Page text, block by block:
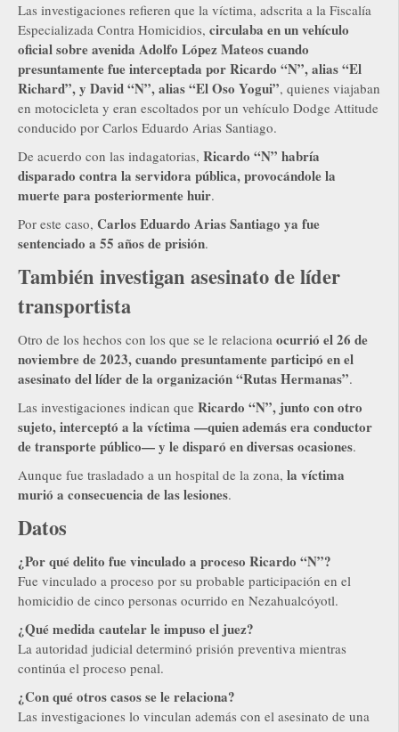
Las investigaciones refieren que la víctima, adscrita a la Fiscalía
Especializada Contra Homicidios, circulaba en un vehículo
oficial sobre avenida Adolfo López Mateos cuando
presuntamente fue interceptada por Ricardo “N”, alias “El
Richard”, y David “N”, alias “El Oso Yogui”, quienes viajaban
en motocicleta y eran escoltados por un vehículo Dodge Attitude
conducido por Carlos Eduardo Arias Santiago.
De acuerdo con las indagatorias, Ricardo “N” habría
disparado contra la servidora pública, provocándole la
muerte para posteriormente huir.
Por este caso, Carlos Eduardo Arias Santiago ya fue
sentenciado a 55 años de prisión.
También investigan asesinato de líder
transportista
Otro de los hechos con los que se le relaciona ocurrió el 26 de
noviembre de 2023, cuando presuntamente participó en el
asesinato del líder de la organización “Rutas Hermanas”.
Las investigaciones indican que Ricardo “N”, junto con otro
sujeto, interceptó a la víctima —quien además era conductor
de transporte público— y le disparó en diversas ocasiones.
Aunque fue trasladado a un hospital de la zona, la víctima
murió a consecuencia de las lesiones.
Datos
¿Por qué delito fue vinculado a proceso Ricardo “N”?
Fue vinculado a proceso por su probable participación en el
homicidio de cinco personas ocurrido en Nezahualcóyotl.
¿Qué medida cautelar le impuso el juez?
La autoridad judicial determinó prisión preventiva mientras
continúa el proceso penal.
¿Con qué otros casos se le relaciona?
Las investigaciones lo vinculan además con el asesinato de una